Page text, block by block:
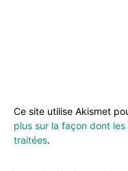
Ce site utilise Akismet
plus sur la façon dont
traitées.